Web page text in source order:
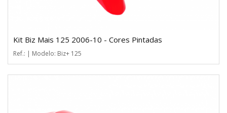
Kit Biz Mais 125 2006-10 - Cores Pintadas
Ref.: | Modelo: Biz+ 125